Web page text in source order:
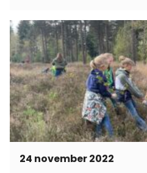
24 november 2022